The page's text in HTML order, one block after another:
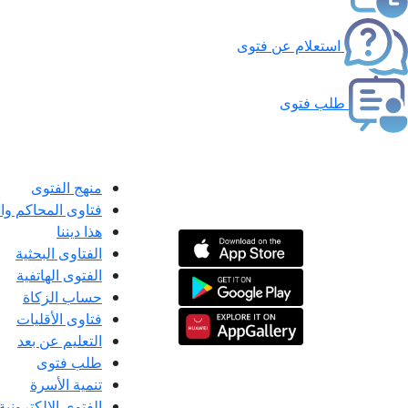
استعلام عن فتوى
طلب فتوى
منهج الفتوى
فتاوى المحاكم
هذا ديننا
الفتاوى البحثية
الفتوى الهاتفية
حساب الزكاة
فتاوى الأقليات
التعليم عن بعد
طلب فتوى
تنمية الأسرة